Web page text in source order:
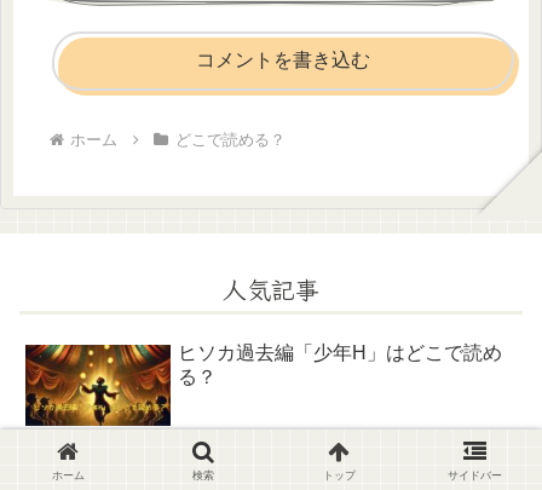
コメントを書き込む
ホーム どこで読める？
人気記事
ヒソカ過去編「少年H」はどこで読め
る？
「悪女は美しき獣の愛に咲く」はどこ
ホーム 検索 トップ サイドバー